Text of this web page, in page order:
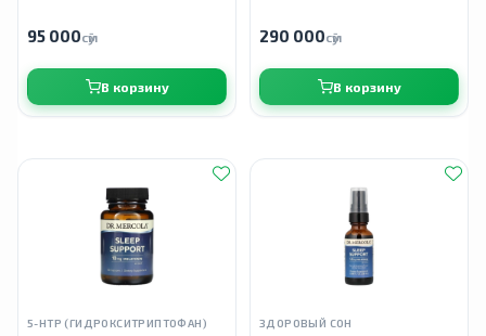
95 000сӯм
В корзину
290 000сӯм
В корзину
5-HTP (ГИДРОКСИТРИПТОФАН) ЗДОРОВЫЙ СОН